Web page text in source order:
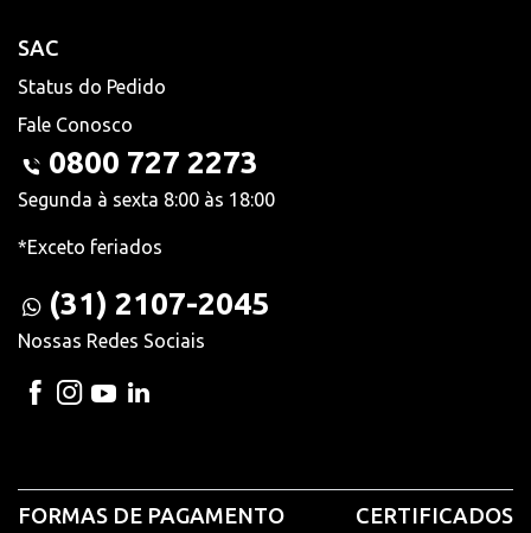
SAC
Status do Pedido
Fale Conosco
0800 727 2273
Segunda à sexta 8:00 às 18:00
*Exceto feriados
(31) 2107-2045
Nossas Redes Sociais
FORMAS DE PAGAMENTO CERTIFICADOS